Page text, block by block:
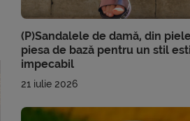
(P)Sandalele de damă, din
piesa de bază pentru un stil
impecabil
21 iulie 2026